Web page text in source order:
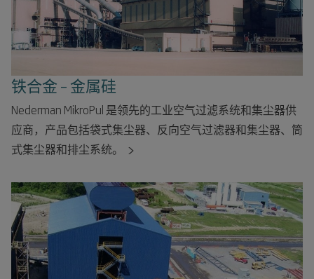
铁合金 – 金属硅
Nederman MikroPul 是领先的工业空气过滤系统和集尘器供
应商，产品包括袋式集尘器、反向空气过滤器和集尘器、筒
式集尘器和排尘系统。